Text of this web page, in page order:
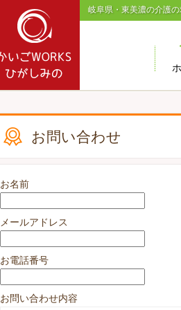
岐阜県・東美濃の介護
お問い合わせ
お名前
メールアドレス
お電話番号
お問い合わせ内容